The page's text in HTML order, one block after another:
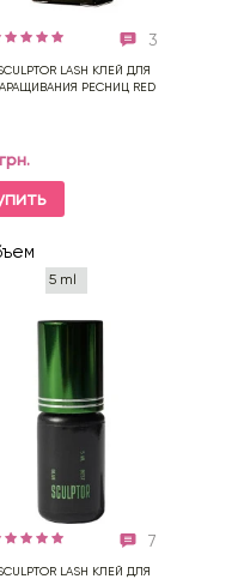
3
LASH КЛЕЙ ДЛЯ
РЕСНИЦ RED
5 ml
7
LASH КЛЕЙ ДЛЯ